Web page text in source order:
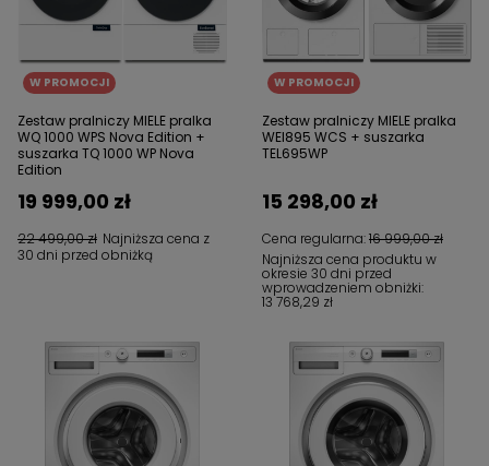
W PROMOCJI
Zestaw pralniczy MIELE pralka
WQ 1000 WPS Nova Edition +
suszarka TQ 1000 WP Nova
Edition
22 499,00 zł Najniższa cena z
30 dni przed obniżką
19 999,00 zł
W PROMOCJI
Zestaw pralniczy MIELE pralka
WEI895 WCS + suszarka
TEL695WP
Cena regularna:16 999,00 zł
15 298,00 zł
Najniższa cena produktu w
okresie 30 dni przed
wprowadzeniem obniżki:
13 768,29 zł